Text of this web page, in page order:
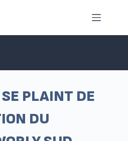
PLAINT DE
DU